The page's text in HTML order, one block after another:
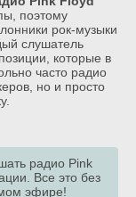
поэтому
рок-музыки
слушатель
которые в
часто радио
но и просто
радио Pink
Все это без
эфире!